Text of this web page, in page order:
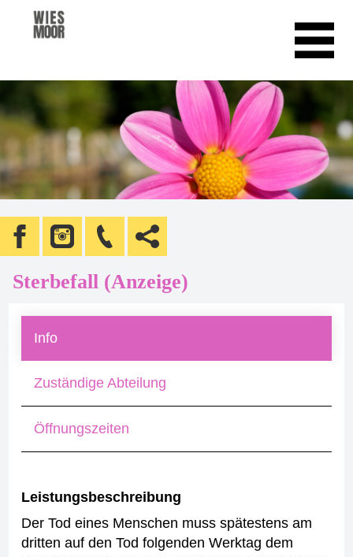
Sterbefall (Anzeige)
Info
Zuständige Abteilung
Öffnungszeiten
Leistungsbeschreibung
Der Tod eines Menschen muss spätestens am
dritten auf den Tod folgenden Werktag dem